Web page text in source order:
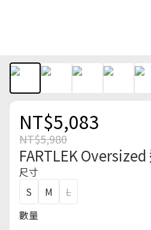
NT$5,083
NT$5,980
FARTLEK
尺寸
S
M
L
數量